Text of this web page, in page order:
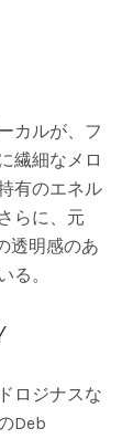
カルが、フ
繊細なメロ
有のエネル
らに、元
透明感のあ
る。
ロジナスな
Deb